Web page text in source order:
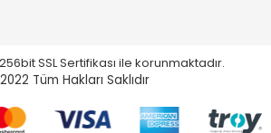
SSL Sertifikası ile korunmaktadır.
Tüm Hakları Saklıdır